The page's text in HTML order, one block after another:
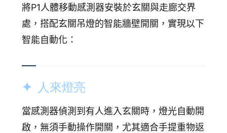
將P1人體移動感測器安裝於玄關與走廊交界
處，搭配玄關吊燈的智能牆壁開關，實現以下
智能自動化：
✦ 人來燈亮
當感測器偵測到有人進入玄關時，燈光自動開
啟，無須手動操作開關，尤其適合手提重物返